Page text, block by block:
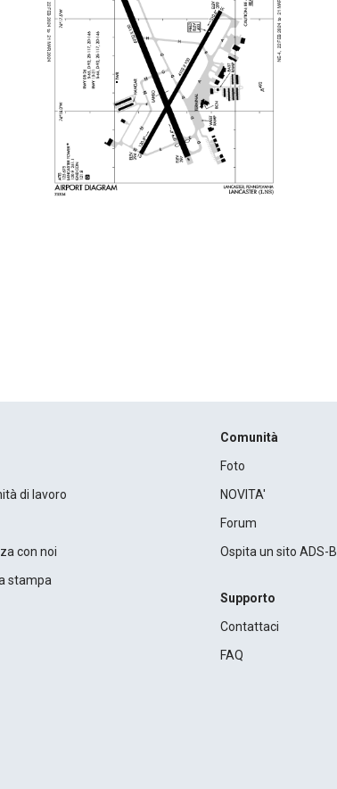
di lavoro
con noi
stampa
Comunità
Foto
NOVITA'
Forum
Ospita un sito ADS-B
Supporto
Contattaci
FAQ